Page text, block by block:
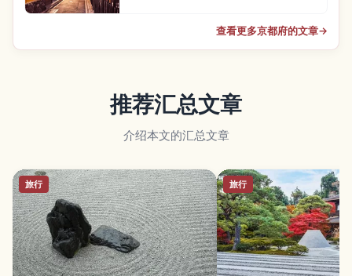
查看更多京都府的文章→
推荐汇总文章
介绍本文的汇总文章
旅行 旅行